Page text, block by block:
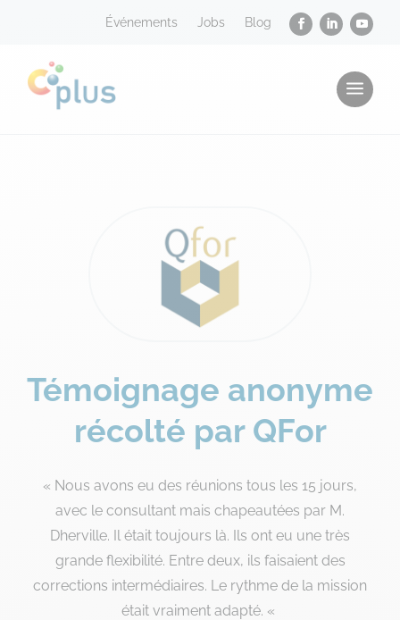
Événements Jobs Blog
a
Témoignage anonyme
récolté par QFor
« Nous avons eu des réunions tous les 15 jours,
avec le consultant mais chapeautées par M.
Dherville. Il était toujours là. Ils ont eu une très
grande flexibilité. Entre deux, ils faisaient des
corrections intermédiaires. Le rythme de la mission
était vraiment adapté. «